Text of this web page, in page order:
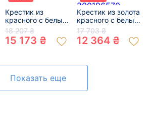
Крестик из
красного с белым
золота с цирконом
01-200475707
18 207 ₴
15 173 ₴
Крестик из золота
красного с белым
цвета с цирконом
01-200196570
17 703 ₴
12 364 ₴
Показать еще